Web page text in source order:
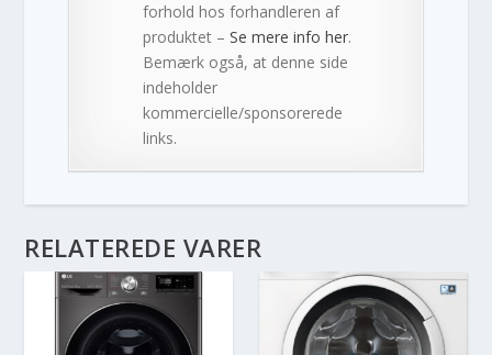
forhold hos forhandleren af
produktet –Se mere info her.
Bemærk også, at denne side
indeholder
kommercielle/sponsorerede
links.
RELATEREDE VARER